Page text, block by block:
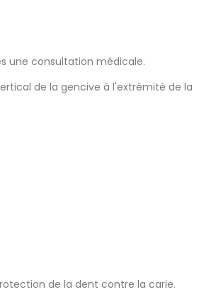
une consultation médicale.
de la gencive à l'extrémité de la
de la dent contre la carie.